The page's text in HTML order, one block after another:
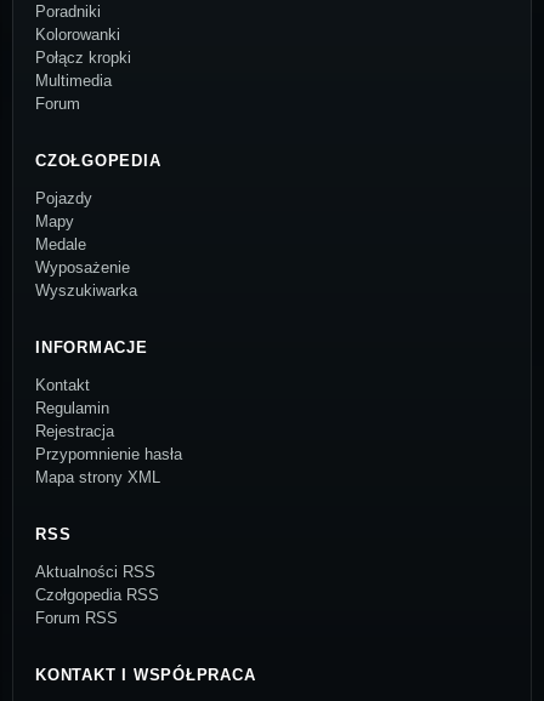
Poradniki
Kolorowanki
Połącz kropki
Multimedia
Forum
CZOŁGOPEDIA
Pojazdy
Mapy
Medale
Wyposażenie
Wyszukiwarka
INFORMACJE
Kontakt
Regulamin
Rejestracja
Przypomnienie hasła
Mapa strony XML
RSS
Aktualności RSS
Czołgopedia RSS
Forum RSS
KONTAKT I WSPÓŁPRACA